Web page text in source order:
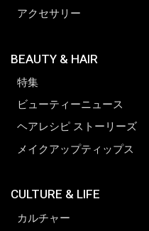
アクセサリー
BEAUTY & HAIR
特集
ビューティーニュース
ヘアレシピ ストーリーズ
メイクアップティップス
CULTURE & LIFE
カルチャー